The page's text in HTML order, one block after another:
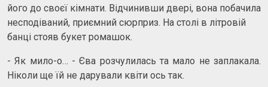
його до своєї кімнати. Відчинивши двері, вона побачила
несподіваний, приємний сюрприз. На столі в літровій
банці стояв букет ромашок.
- Як мило-о… - Єва розчулилась та мало не заплакала.
Ніколи ще їй не дарували квіти ось так.